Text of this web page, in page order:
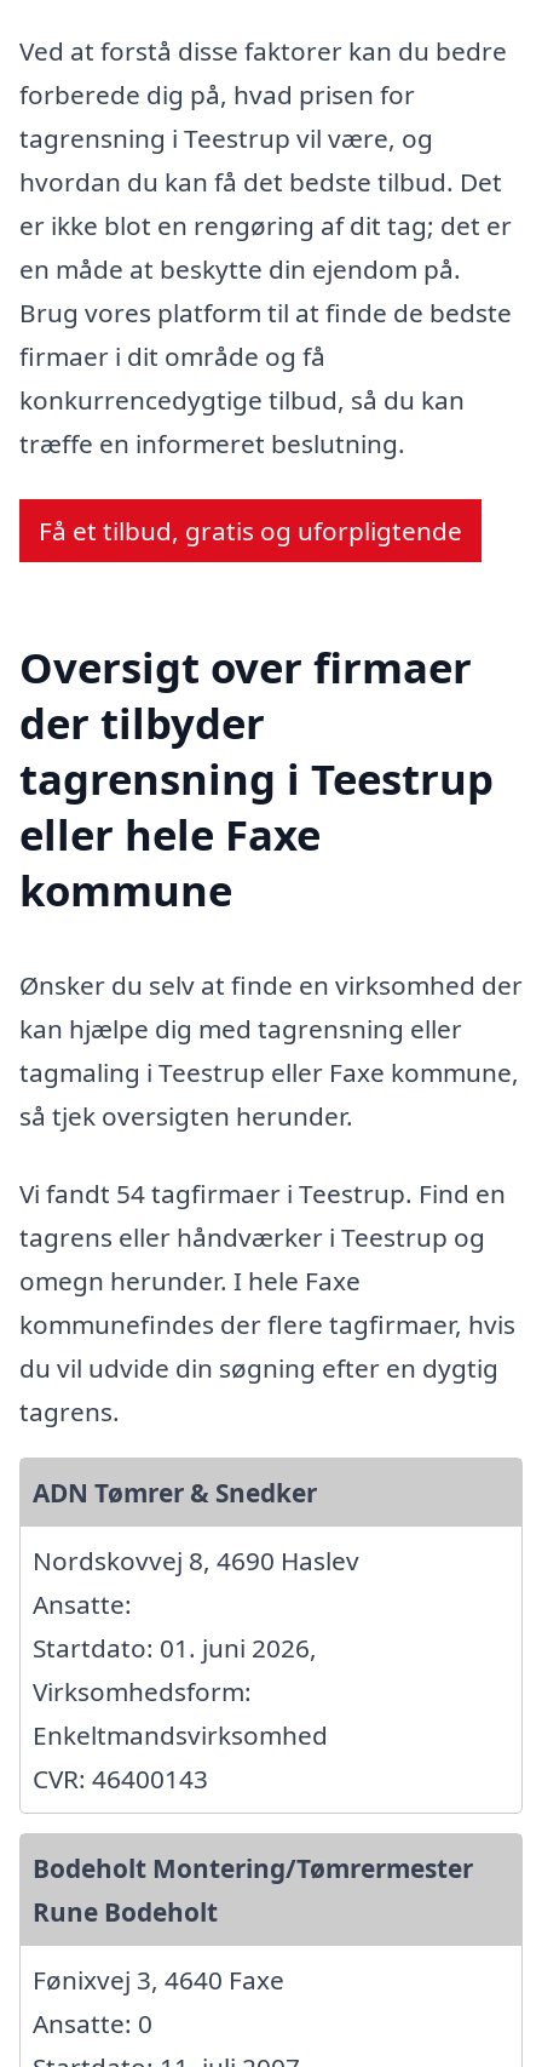
Ved at forstå disse faktorer kan du bedre
forberede dig på, hvad prisen for
tagrensning i Teestrup vil være, og
hvordan du kan få det bedste tilbud. Det
er ikke blot en rengøring af dit tag; det er
en måde at beskytte din ejendom på.
Brug vores platform til at finde de bedste
firmaer i dit område og få
konkurrencedygtige tilbud, så du kan
træffe en informeret beslutning.
Få et tilbud, gratis og uforpligtende
Oversigt over firmaer
der tilbyder
tagrensning i Teestrup
eller hele Faxe
kommune
Ønsker du selv at finde en virksomhed der
kan hjælpe dig med tagrensning eller
tagmaling i Teestrup eller Faxe kommune,
så tjek oversigten herunder.
Vi fandt 54 tagfirmaer i Teestrup. Find en
tagrens eller håndværker i Teestrup og
omegn herunder. I hele Faxe
kommunefindes der flere tagfirmaer, hvis
du vil udvide din søgning efter en dygtig
tagrens.
ADN Tømrer & Snedker
Nordskovvej 8, 4690 Haslev
Ansatte:
Startdato: 01. juni 2026,
Virksomhedsform:
Enkeltmandsvirksomhed
CVR: 46400143
Bodeholt Montering/Tømrermester
Rune Bodeholt
Fønixvej 3, 4640 Faxe
Ansatte: 0